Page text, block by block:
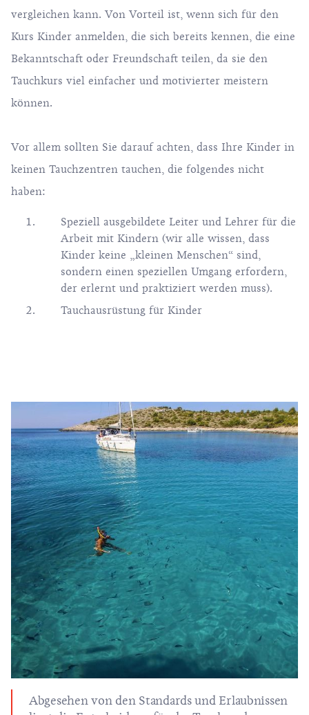
vergleichen kann. Von Vorteil ist, wenn sich für den
Kurs Kinder anmelden, die sich bereits kennen, die eine
Bekanntschaft oder Freundschaft teilen, da sie den
Tauchkurs viel einfacher und motivierter meistern
können.
Vor allem sollten Sie darauf achten, dass Ihre Kinder in
keinen Tauchzentren tauchen, die folgendes nicht
haben:
Speziell ausgebildete Leiter und Lehrer für die
Arbeit mit Kindern (wir alle wissen, dass
Kinder keine „kleinen Menschen“ sind,
sondern einen speziellen Umgang erfordern,
der erlernt und praktiziert werden muss).
Tauchausrüstung für Kinder
Abgesehen von den Standards und Erlaubnissen